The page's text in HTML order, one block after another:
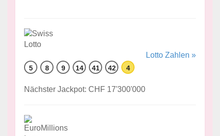
Lotto Zahlen »
5 8 9 14 41 42 4
Nächster Jackpot: CHF 17'300'000